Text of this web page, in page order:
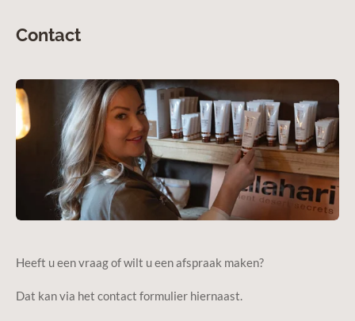
Contact
Heeft u een vraag of wilt u een afspraak maken?
Dat kan via het contact formulier hiernaast.